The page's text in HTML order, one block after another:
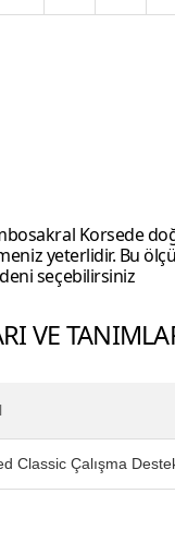
Korsede
yeterlidir. Bu
seçebilirsiniz
VE
Classic Çalışma